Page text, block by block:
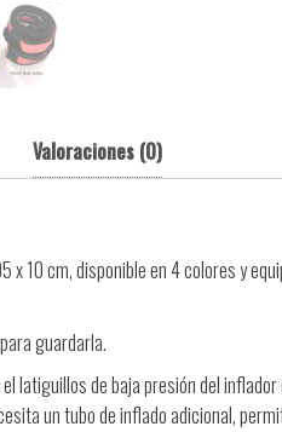
Valoraciones (0)
10 cm, disponible en 4 colores y
guardarla.
latiguillos de baja presión del
un tubo de inflado adicional,